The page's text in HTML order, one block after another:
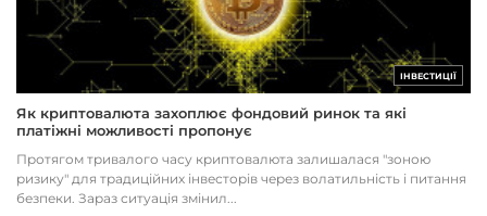
ІНВЕСТИЦІЇ
Як криптовалюта захоплює фондовий ринок та які
платіжні можливості пропонує
Протягом тривалого часу криптовалюта залишалася "зоною
ризику" для традиційних інвесторів через волатильність і питання
безпеки. Зараз ситуація змінил...